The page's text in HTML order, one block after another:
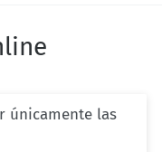
únicamente las